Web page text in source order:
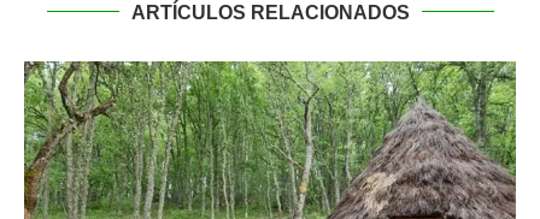
ARTÍCULOS RELACIONADOS